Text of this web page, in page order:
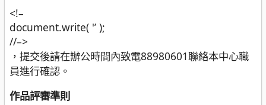
<!–
document.write( '’ );
//–>
，提交後請在辦公時間內致電88980601聯絡本中心職
員進行確認。
作品評審準則